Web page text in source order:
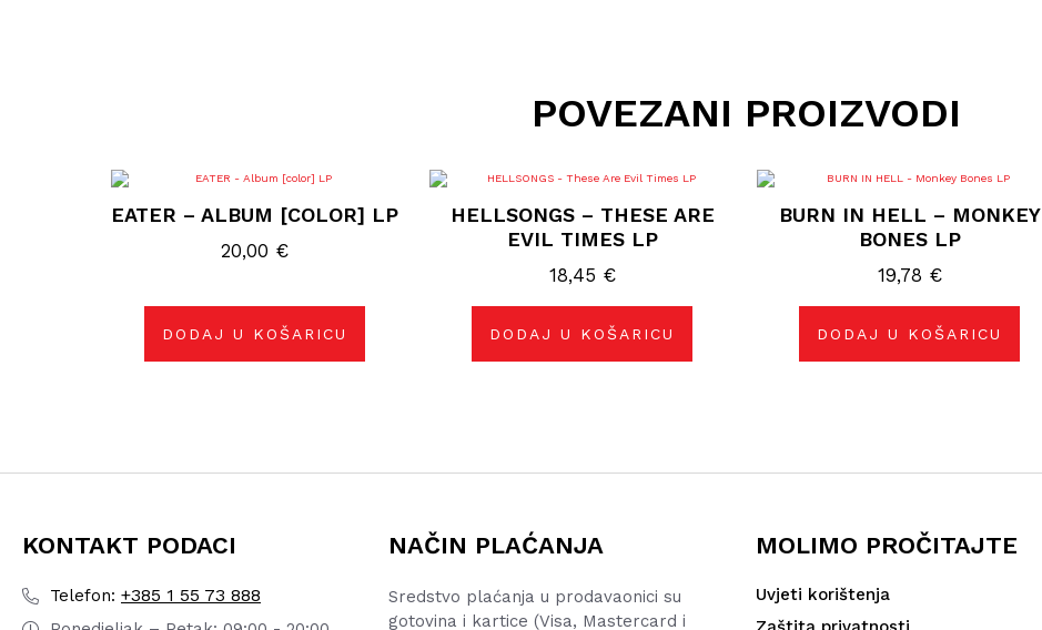
POVEZANI PROIZVODI
EATER – ALBUM [COLOR] LP
20,00 €
DODAJ U KOŠARICU
HELLSONGS – THESE ARE
EVIL TIMES LP
18,45 €
DODAJ U KOŠARICU
BURN IN HELL – MONKEY
BONES LP
19,78 €
DODAJ U KOŠARICU
KONTAKT PODACI
Telefon: +385 1 55 73 888
NAČIN PLAĆANJA
Sredstvo plaćanja u prodavaonici su
gotovina i kartice (Visa, Mastercard i
MOLIMO PROČITAJTE
Uvjeti korištenja